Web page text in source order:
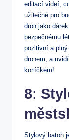
editací videí,
užitečné pro
dron jako
bezpečnému
pozitivní a
dronem, a
koníčkem!
8:
Stylový batoh